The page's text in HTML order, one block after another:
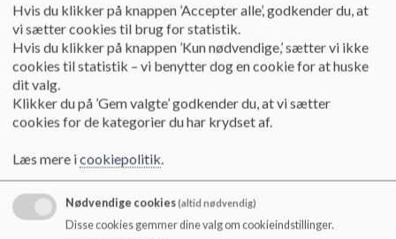
Skolebestyrelsen Referater 2025-2026
Referater 2025-2026
Referater af skolebestyrelsesmøder 2025 - 2026
Referat af skolebestyrelsesmøde den 4. marts 2026
Referat af skolebestyrelsesmøde den 9. april 2026
Hvis du klikker på knappen ’Accepter alle’, godkender du, at
vi sætter cookies til brug for statistik.
Hvis du klikker på knappen ’Kun nødvendige,’ sætter vi ikke
cookies til statistik – vi benytter dog en cookie for at huske
dit valg.
Klikker du på ’Gem valgte’ godkender du, at vi sætter
cookies for de kategorier du har krydset af.
Læs mere icookiepolitik.
Nødvendige cookies(altid nødvendig)
Disse cookies gemmer dine valg om cookieindstillinger.